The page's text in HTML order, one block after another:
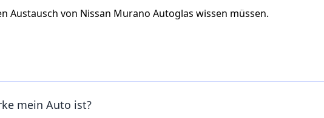
Austausch von Nissan Murano Autoglas wissen müssen.
mein Auto ist?